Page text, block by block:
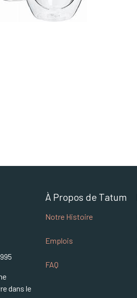
À Propos de Tatum
Notre Histoire
Emplois
FAQ
dans le